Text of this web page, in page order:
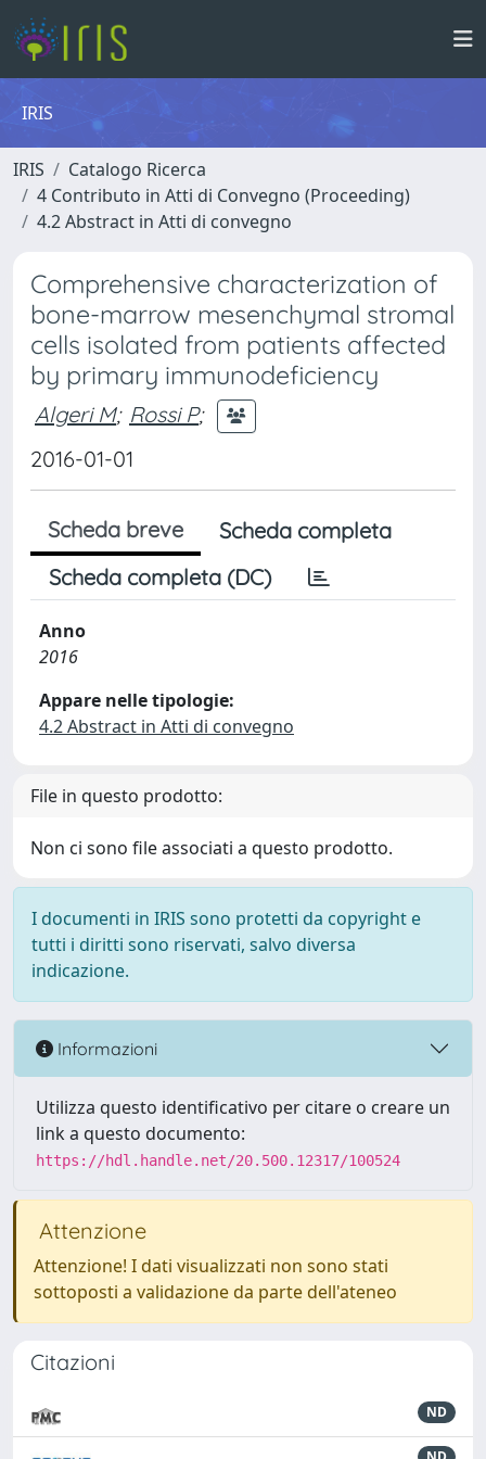
IRIS
IRIS
Catalogo Ricerca
4 Contributo in Atti di Convegno (Proceeding)
4.2 Abstract in Atti di convegno
Comprehensive characterization of
bone-marrow mesenchymal stromal
cells isolated from patients affected
by primary immunodeficiency
Algeri M; Rossi P;
2016-01-01
Scheda breve
Scheda completa
Scheda completa (DC)
Anno
2016
Appare nelle tipologie:
4.2 Abstract in Atti di convegno
File in questo prodotto:
Non ci sono file associati a questo prodotto.
I documenti in IRIS sono protetti da copyright e
tutti i diritti sono riservati, salvo diversa
indicazione.
Informazioni
Utilizza questo identificativo per citare o creare un
link a questo documento:
https://hdl.handle.net/20.500.12317/100524
Attenzione
Attenzione! I dati visualizzati non sono stati
sottoposti a validazione da parte dell'ateneo
Citazioni
ND